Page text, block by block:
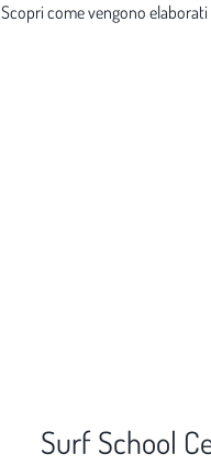
Scopri come vengono
Surf School